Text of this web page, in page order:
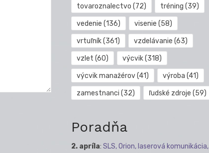
tovaroznalectvo (72) tréning (39)
vedenie (136) visenie (58)
vrtuľník(361) vzdelávanie (63)
vzlet (60) výcvik(318)
výcvik manažérov(41) výroba (41)
zamestnanci (32) ľudské zdroje (59)
Poradňa
2. apríla: SLS, Orion, laserová komunikácia,